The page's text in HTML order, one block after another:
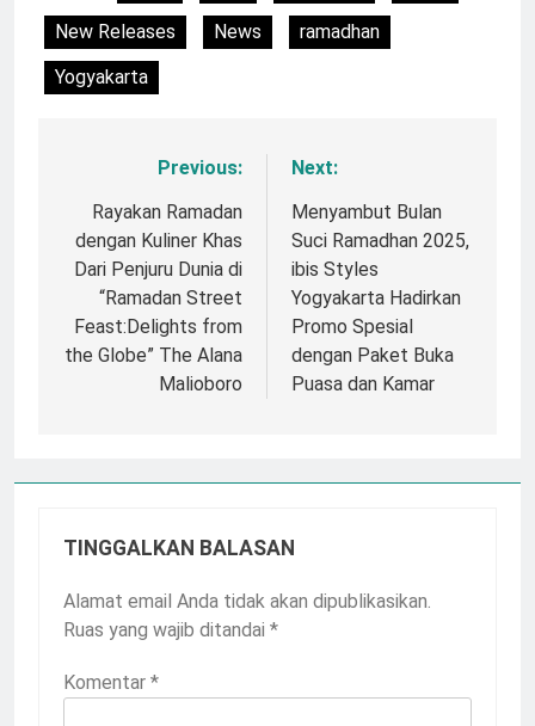
New Releases
News
ramadhan
Yogyakarta
Navigasi
pos
Previous:
Rayakan Ramadan
dengan Kuliner Khas
Dari Penjuru Dunia di
“Ramadan Street
Feast:Delights from
the Globe” The Alana
Malioboro
Next:
Menyambut Bulan
Suci Ramadhan 2025,
ibis Styles
Yogyakarta Hadirkan
Promo Spesial
dengan Paket Buka
Puasa dan Kamar
TINGGALKAN BALASAN
Alamat email Anda tidak akan dipublikasikan.
Ruas yang wajib ditandai *
Komentar *